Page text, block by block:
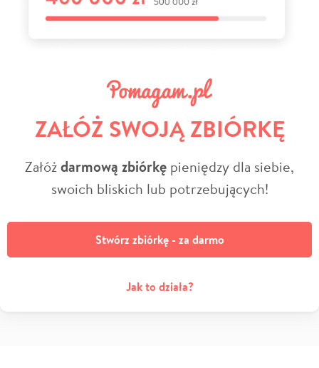
ZAŁÓŻ SWOJĄ ZBIÓRKĘ
Załóżdarmową zbiórkę pieniędzy dla siebie,
swoich bliskich lub potrzebujących!
Stwórz zbiórkę - za darmo
Jak to działa?